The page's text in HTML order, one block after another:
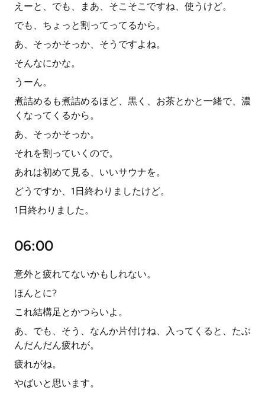
えーと、でも、まあ、そこそこですね、使うけど。
でも、ちょっと割ってってるから。
あ、そっかそっか、そうですよね。
そんなにかな。
うーん。
煮詰めるも煮詰めるほど、黒く、お茶とかと一緒で、濃
くなってくるから。
あ、そっかそっか。
それを割っていくので。
あれは初めて見る、いいサウナを。
どうですか、1日終わりましたけど。
1日終わりました。
06:00
意外と疲れてないかもしれない。
ほんとに?
これ結構足とかつらいよ。
あ、でも、そう、なんか片付けね、入ってくると、たぶ
んだんだん疲れが。
疲れがね。
やばいと思います。